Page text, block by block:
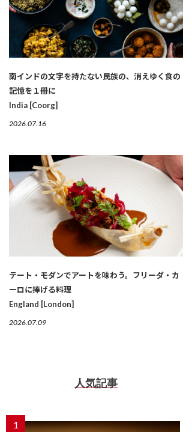
南インドの文字を持たない民族の、消えゆく食の
記憶を１冊に
India [Coorg]
2026.07.16
テート・モダンでアートを味わう。フリーダ・カ
ーロに捧げる料理
England [London]
2026.07.09
人気記事
1